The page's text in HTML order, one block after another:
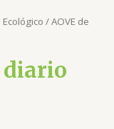
/ AOVE de
diario